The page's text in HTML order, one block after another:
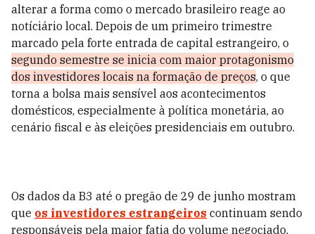
alterar a forma como o mercado brasileiro reage ao
notíciário local. Depois de um primeiro trimestre
marcado pela forte entrada de capital estrangeiro, o
segundo semestre se inicia com maior protagonismo
dos investidores locais na formação de preços, o que
torna a bolsa mais sensível aos acontecimentos
domésticos, especialmente à política monetária, ao
cenário fiscal e às eleições presidenciais em outubro.
Os dados da B3 até o pregão de 29 de junho mostram
que os investidores estrangeiros continuam sendo
responsáveis pela maior fatia do volume negociado,